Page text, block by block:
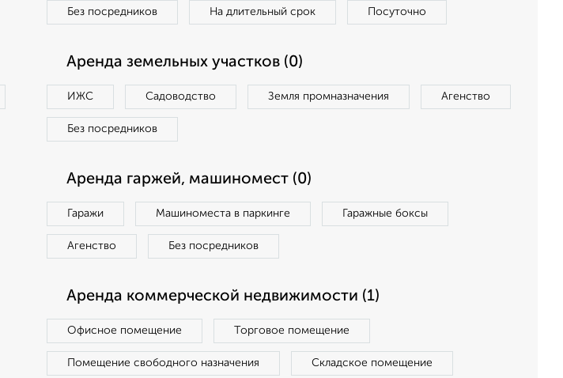
Без посредников На длительный срок Посуточно
Аренда земельных участков (0)
ИЖС Садоводство Земля промназначения Агенство
Без посредников
Аренда гаржей, машиномест (0)
Гаражи Машиноместа в паркинге Гаражные боксы
Агенство Без посредников
Аренда коммерческой недвижимости (1)
Офисное помещение Торговое помещение
Помещение свободного назначения Складское помещение